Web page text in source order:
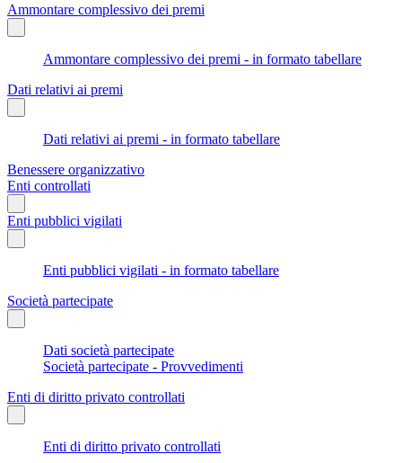
Ammontare complessivo dei premi
Ammontare complessivo dei premi - in formato tabellare
Dati relativi ai premi
Dati relativi ai premi - in formato tabellare
Benessere organizzativo
Enti controllati
Enti pubblici vigilati
Enti pubblici vigilati - in formato tabellare
Società partecipate
Dati società partecipate
Società partecipate - Provvedimenti
Enti di diritto privato controllati
Enti di diritto privato controllati